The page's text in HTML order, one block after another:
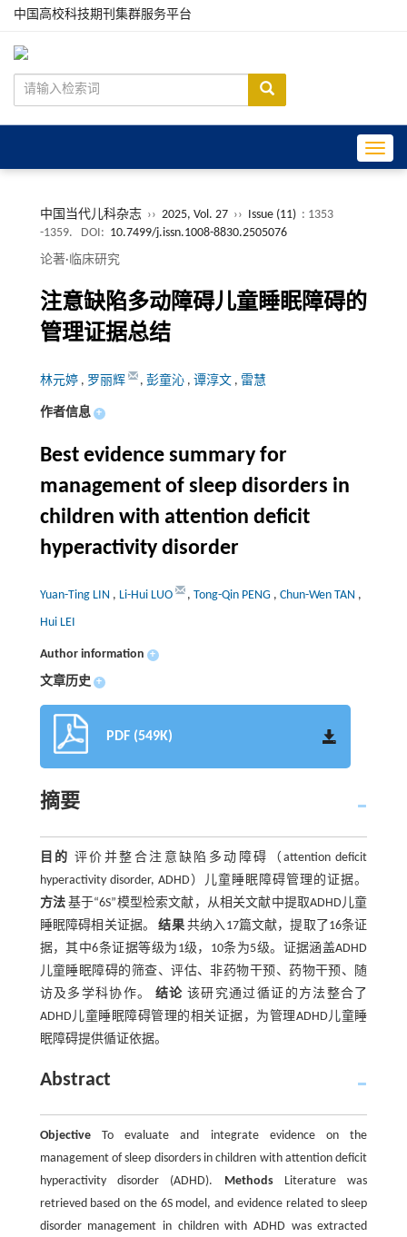
中国高校科技期刊集群服务平台
中国当代儿科杂志 ›› 2025, Vol. 27 ›› Issue (11) : 1353
-1359.
DOI: 10.7499/j.issn.1008-8830.2505076
论著·临床研究
注意缺陷多动障碍儿童睡眠障碍的
管理证据总结
林元婷 , 罗丽辉 , 彭童沁 , 谭淳文 , 雷慧
作者信息 +
Best evidence summary for
management of sleep disorders in
children with attention deficit
hyperactivity disorder
Yuan-Ting LIN , Li-Hui LUO , Tong-Qin PENG , Chun-Wen TAN ,
Hui LEI
Author information +
文章历史 +
PDF (549K)
摘要
目的 评价并整合注意缺陷多动障碍（attention deficit
hyperactivity disorder, ADHD）儿童睡眠障碍管理的证据。
方法基于“6S”模型检索文献，从相关文献中提取ADHD儿童
睡眠障碍相关证据。结果共纳入17篇文献，提取了16条证
据，其中6条证据等级为1级，10条为5级。证据涵盖ADHD
儿童睡眠障碍的筛查、评估、非药物干预、药物干预、随
访及多学科协作。 结论 该研究通过循证的方法整合了
ADHD儿童睡眠障碍管理的相关证据，为管理ADHD儿童睡
眠障碍提供循证依据。
Abstract
ObjectiveTo evaluate and integrate evidence on the
management of sleep disorders in children with attention deficit
hyperactivity disorder (ADHD). MethodsLiterature was
retrieved based on the 6S model, and evidence related to sleep
disorder management in children with ADHD was extracted